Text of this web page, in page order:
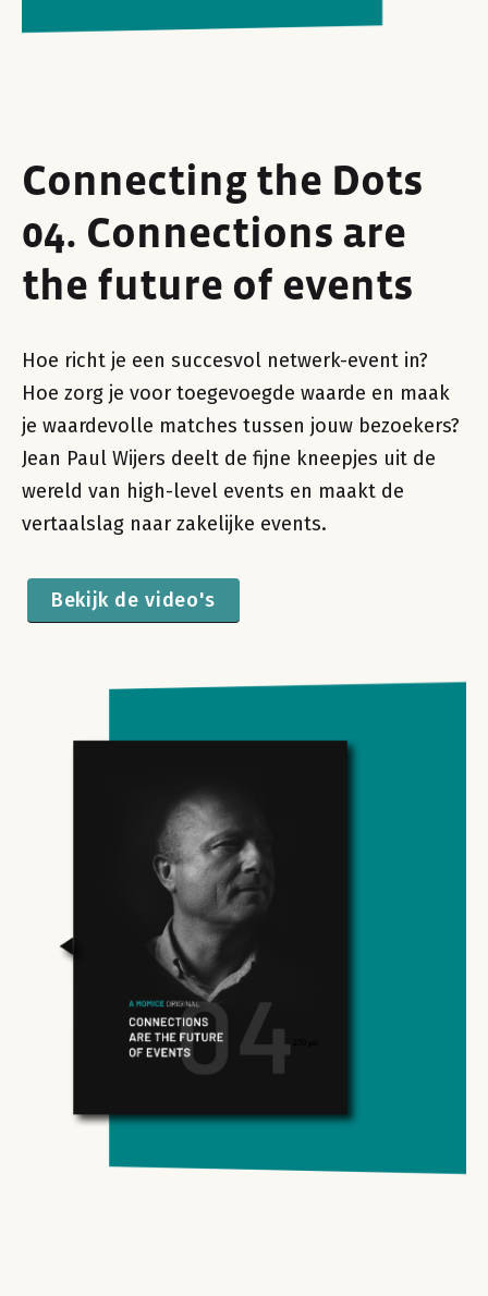
Connecting the Dots
04. Connections are
the future of events
Hoe richt je een succesvol netwerk-event in?
Hoe zorg je voor toegevoegde waarde en maak
je waardevolle matches tussen jouw bezoekers?
Jean Paul Wijers deelt de fijne kneepjes uit de
wereld van high-level events en maakt de
vertaalslag naar zakelijke events.
Bekijk de video's